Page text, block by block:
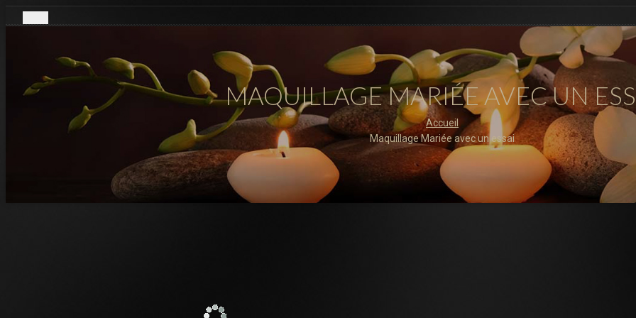
MAQUILLAGE MARIÉE AVEC UN
Accueil
Maquillage Mariée avec un essai